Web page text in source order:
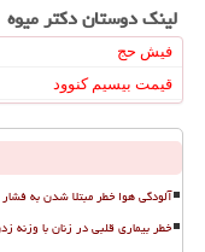
لینک دوستان دكتر میوه
فیش حج
قیمت بیسیم کنوود
آلودگی هوا خطر مبتلا شدن به
خطر بیماری قلبی در زنان با وزنه